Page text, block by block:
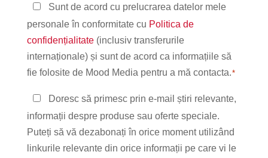
Politica
de
confidențialitate
*
Sunt de acord cu prelucrarea datelor mele
personale în conformitate cu Politica de
confidențialitate(inclusiv transferurile
internaționale) și sunt de acord ca informațiile să
fie folosite de Mood Media pentru a mă contacta.*
Păstrați
legătura
Doresc să primesc prin e-mail știri relevante,
informații despre produse sau oferte speciale.
Puteți să vă dezabonați în orice moment utilizând
linkurile relevante din orice informații pe care vi le